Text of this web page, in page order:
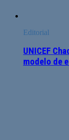
Editorial
UNICEF
modelo de